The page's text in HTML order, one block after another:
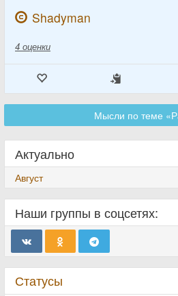
Shadyman
4 оценки
Мысли по теме
Актуально
Август
Наши группы в соцсетях:
Статусы